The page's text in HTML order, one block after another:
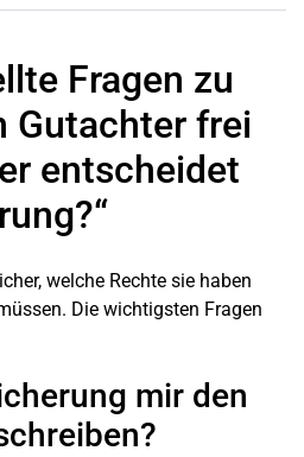
Fragen zu
Gutachter frei
entscheidet
welche Rechte sie haben
Die wichtigsten Fragen
mir den